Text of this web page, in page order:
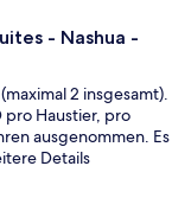
- Nashua -
2 insgesamt).
pro Haustier, pro
ausgenommen. Es
Details